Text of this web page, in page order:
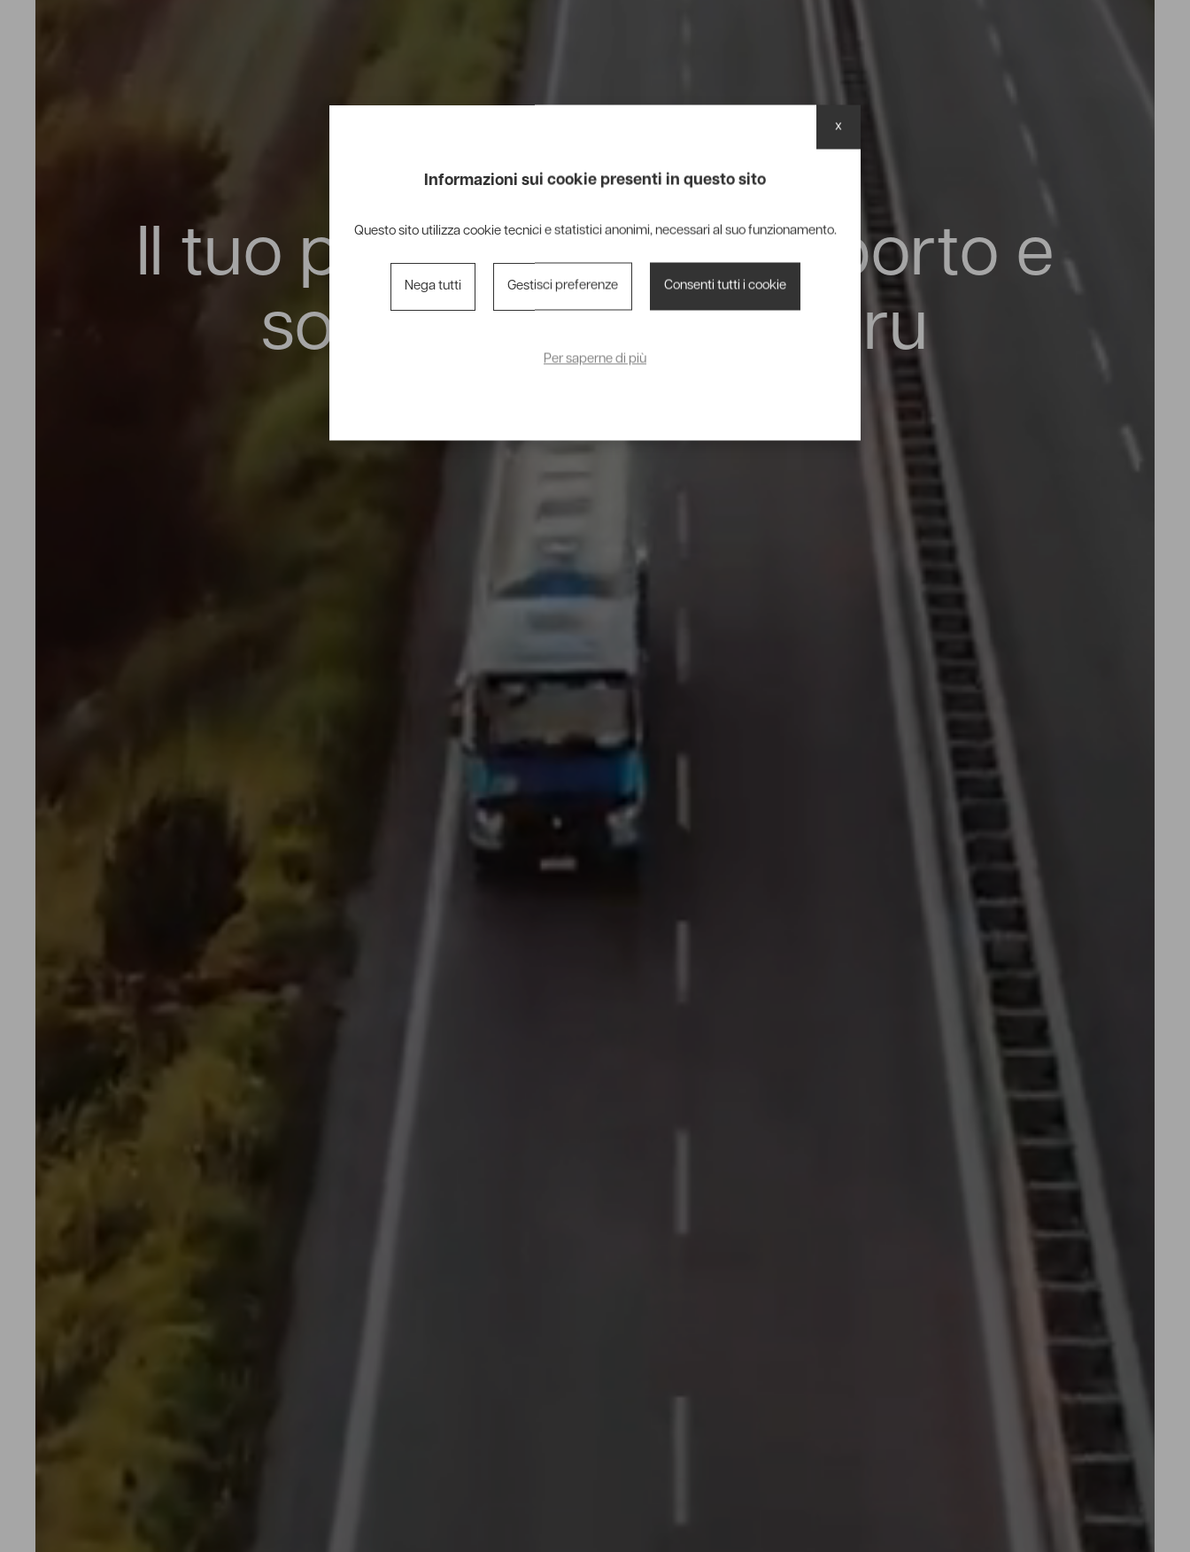
Il tuo partner per il trasporto e
sollevamento con gru
Informazioni sui cookie presenti in questo sito
Questo sito utilizza cookie tecnici e statistici anonimi, necessari al suo funzionamento.
Nega tutti Gestisci preferenze Consenti tutti i cookie
Per saperne di più
x